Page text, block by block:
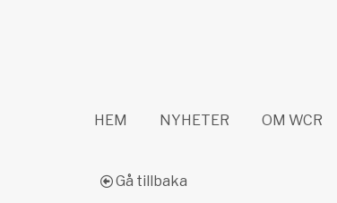
HEM NYHETER OM WCR
Gå tillbaka